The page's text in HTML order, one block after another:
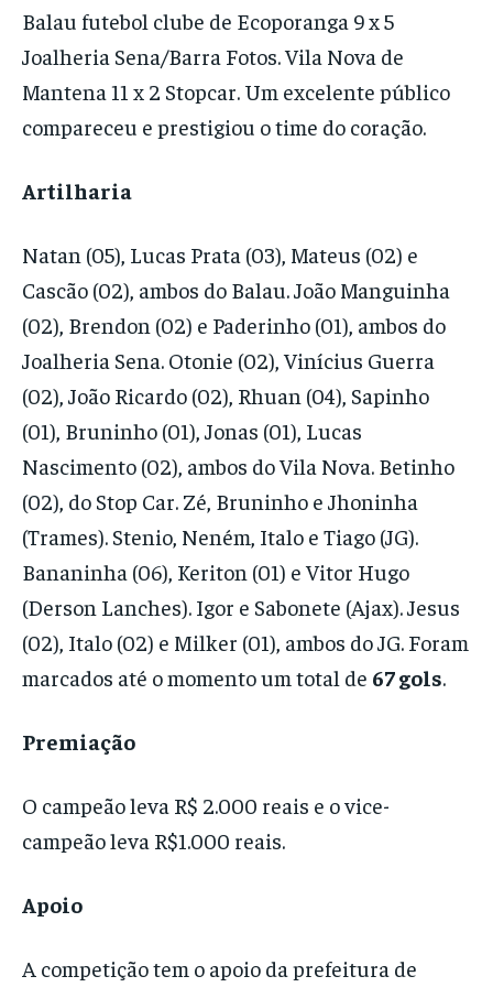
Balau futebol clube de Ecoporanga 9 x 5
Joalheria Sena/Barra Fotos. Vila Nova de
Mantena 11 x 2 Stopcar. Um excelente público
compareceu e prestigiou o time do coração.
Artilharia
Natan (05), Lucas Prata (03), Mateus (02) e
Cascão (02), ambos do Balau. João Manguinha
(02), Brendon (02) e Paderinho (01), ambos do
Joalheria Sena. Otonie (02), Vinícius Guerra
(02), João Ricardo (02), Rhuan (04), Sapinho
(01), Bruninho (01), Jonas (01), Lucas
Nascimento (02), ambos do Vila Nova. Betinho
(02), do Stop Car. Zé, Bruninho e Jhoninha
(Trames). Stenio, Neném, Italo e Tiago (JG).
Bananinha (06), Keriton (01) e Vitor Hugo
(Derson Lanches). Igor e Sabonete (Ajax). Jesus
(02), Italo (02) e Milker (01), ambos do JG. Foram
marcados até o momento um total de 67 gols.
Premiação
O campeão leva R$ 2.000 reais e o vice-
campeão leva R$1.000 reais.
Apoio
A competição tem o apoio da prefeitura de